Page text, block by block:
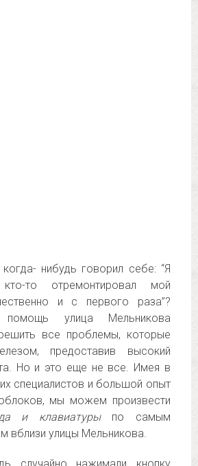
нибудь говорил себе: “Я
то отремонтировал мой
и с первого раза”?
помощь улица Мельникова
все проблемы, которые
предоставив высокий
Но и это еще не все. Имея в
специалистов и большой опыт
мы можем произвести
и клавиатурыпо самым
вблизи улицы Мельникова.